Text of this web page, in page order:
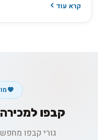
אינה תואמת את ההבנה
קרא עוד
קבפו
גורי קבפו